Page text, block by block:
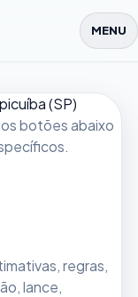
MENU
(SP)
botões abaixo
regras,
lance,